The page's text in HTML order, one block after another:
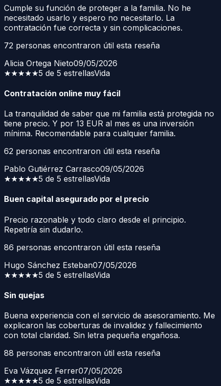
Cumple su función de proteger a la familia. No he
necesitado usarlo y espero no necesitarlo. La
contratación fue correcta y sin complicaciones.
72 personas encontraron útil esta reseña
Alicia Ortega Nieto09/05/2026
★★★★★5 de 5 estrellasVida
Contratación online muy fácil
La tranquilidad de saber que mi familia está protegida no
tiene precio. Y por 13 EUR al mes es una inversión
mínima. Recomendable para cualquier familia.
62 personas encontraron útil esta reseña
Pablo Gutiérrez Carrasco09/05/2026
★★★★★5 de 5 estrellasVida
Buen capital asegurado por el precio
Precio razonable y todo claro desde el principio.
Repetiría sin dudarlo.
86 personas encontraron útil esta reseña
Hugo Sánchez Esteban07/05/2026
★★★★★5 de 5 estrellasVida
Sin quejas
Buena experiencia con el servicio de asesoramiento. Me
explicaron las coberturas de invalidez y fallecimiento
con total claridad. Sin letra pequeña engañosa.
88 personas encontraron útil esta reseña
Eva Vázquez Ferrer07/05/2026
★★★★★5 de 5 estrellasVida